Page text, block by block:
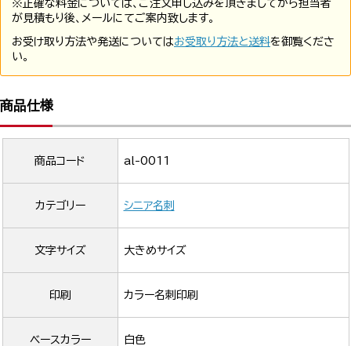
※正確な料金については、ご注文申し込みを頂きましてから担当者
が見積もり後、メールにてご案内致します。
お受け取り方法や発送についてはお受取り方法と送料を御覧くださ
い。
商品仕様
商品コード al-0011
カテゴリー シニア名刺
文字サイズ 大きめサイズ
印刷 カラー名刺印刷
ベースカラー 白色